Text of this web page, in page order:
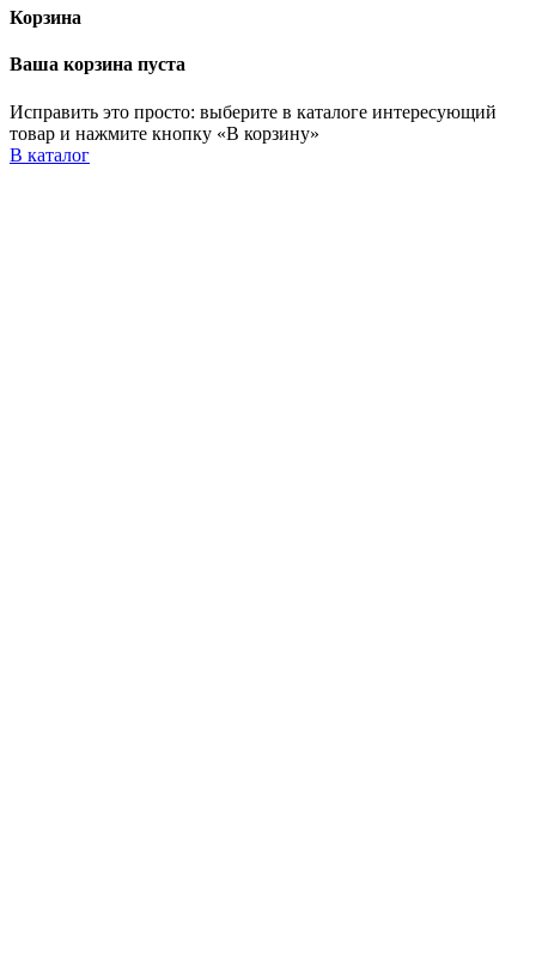
Корзина
Ваша корзина пуста
Исправить это просто: выберите в каталоге интересующий
товар и нажмите кнопку «В корзину»
В каталог